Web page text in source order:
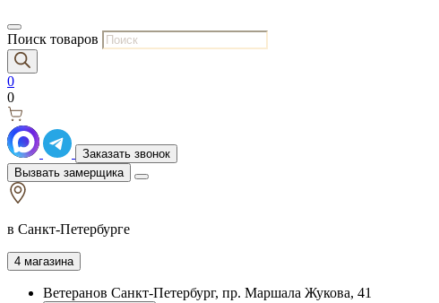
Поиск товаров
0
0
Заказать звонок
Вызвать замерщика
в Санкт-Петербурге
4 магазина
Ветеранов Санкт-Петербург, пр. Маршала Жукова, 41